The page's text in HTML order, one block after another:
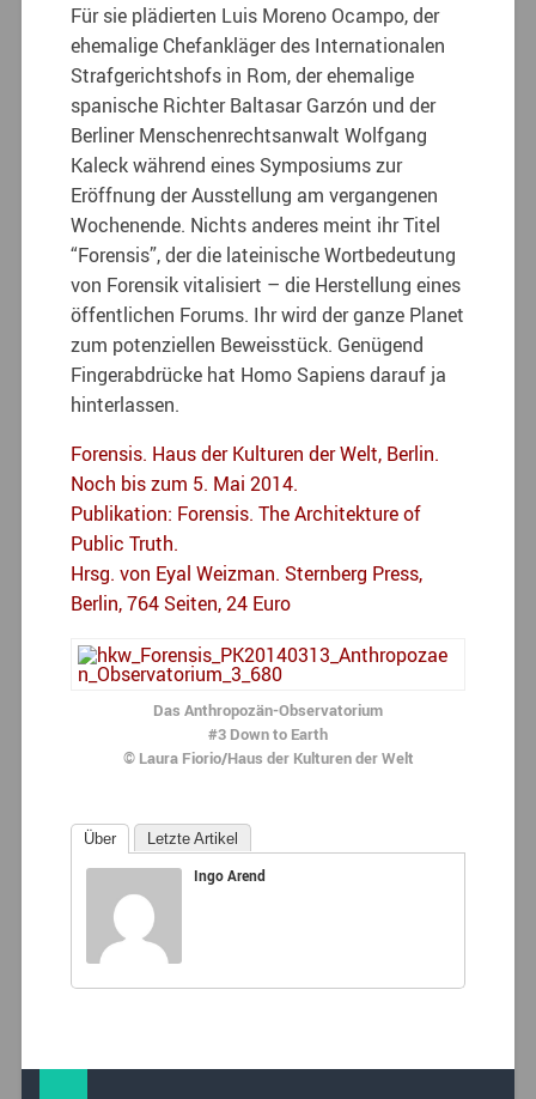
Für sie plädierten Luis Moreno Ocampo, der
ehemalige Chefankläger des Internationalen
Strafgerichtshofs in Rom, der ehemalige
spanische Richter Baltasar Garzón und der
Berliner Menschenrechtsanwalt Wolfgang
Kaleck während eines Symposiums zur
Eröffnung der Ausstellung am vergangenen
Wochenende. Nichts anderes meint ihr Titel
“Forensis”, der die lateinische Wortbedeutung
von Forensik vitalisiert – die Herstellung eines
öffentlichen Forums. Ihr wird der ganze Planet
zum potenziellen Beweisstück. Genügend
Fingerabdrücke hat Homo Sapiens darauf ja
hinterlassen.
Forensis. Haus der Kulturen der Welt, Berlin.
Noch bis zum 5. Mai 2014.
Publikation: Forensis. The Architekture of
Public Truth.
Hrsg. von Eyal Weizman. Sternberg Press,
Berlin, 764 Seiten, 24 Euro
Das Anthropozän-Observatorium
#3 Down to Earth
© Laura Fiorio/Haus der Kulturen der Welt
Über Letzte Artikel
Ingo Arend